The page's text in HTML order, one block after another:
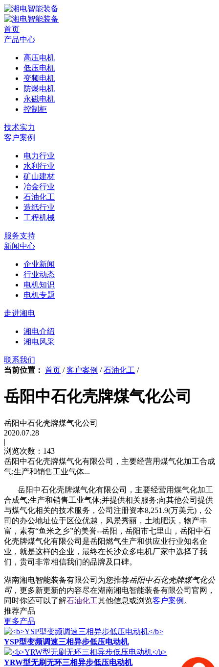
首页
产品中心
高压电机
低压电机
变频电机
防爆电机
永磁电机
控制柜
技术实力
客户案例
电力行业
水利行业
矿山建材
冶金行业
石油化工
造纸行业
工程机械
服务支持
新闻中心
企业新闻
行业动态
电机知识
电机专题
走进湘电
湘电介绍
湘电风采
联系我们
当前位置： 首页 / 客户案例 / 石油化工 /
岳阳中石化壳牌煤气化公司
岳阳中石化壳牌煤气化公司
2020.07.28
|
浏览次数：143
岳阳中石化壳牌煤气化有限公司，主要经营用煤气化加工合成
气;生产和销售工业气体...
岳阳中石化壳牌煤气化有限公司，主要经营用煤气化加工
合成气;生产和销售工业气体;并提供相关服务;向其他公司提供
与煤气化相关的技术服务，公司注册资本8,251.9(万美元)，公
司的办公地址位于区位优越，风景秀丽，土地肥沃，物产丰
富，素有“鱼米之乡”的美誉--岳阳，岳阳市七里山，岳阳中石
化壳牌煤气化有限公司是岳阳燃气生产和供应业行业知名企
业，就是这样的企业，最终在长沙众多电机厂家中选择了我
们，贵司非常相信我们的品牌及口碑。
湖南湘电智能装备有限公司为您推荐岳阳中石化壳牌煤气化公
司，更多新更新的内容尽在湖南湘电智能装备有限公司官网，
同时你还可以了解石油化工其他信息或浏览客户案例 。
推荐产品
更多产品
YSP型变频调速三相异步低压电动机
YRW型无刷无环三相异步低压电动机